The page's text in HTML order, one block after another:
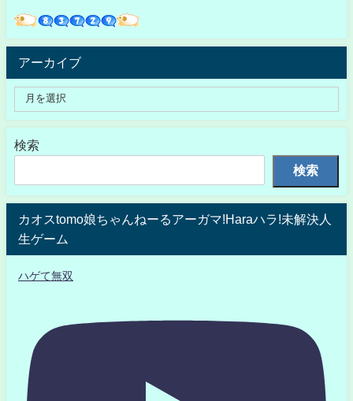
アーカイブ
検索
検索
カオスtomo娘ちゃんねーるアーガマ!Haraハラ!未解決人
生ゲーム
ハゲて無双